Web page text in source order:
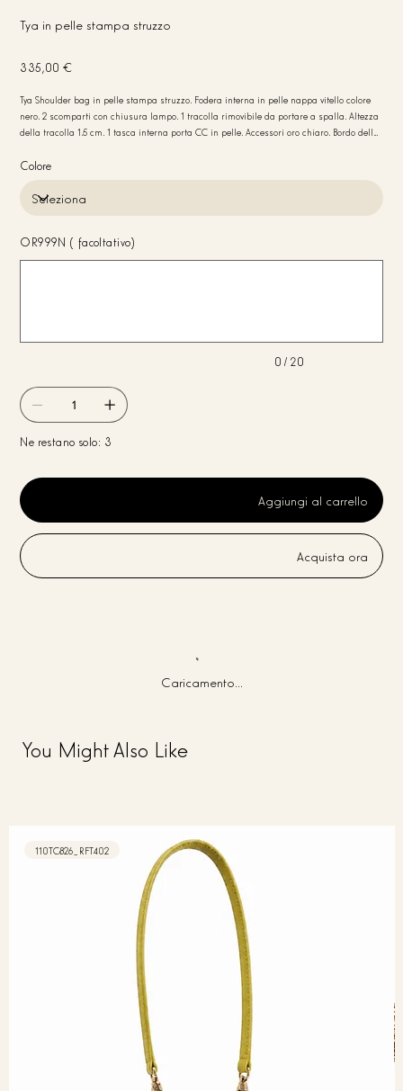
Tya in pelle stampa struzzo
335,00 €
Tya Shoulder bag in pelle stampa struzzo. Fodera interna in pelle nappa vitello colore
nero. 2 scomparti con chiusura lampo. 1 tracolla rimovibile da portare a spalla. Altezza
della tracolla 1.5 cm. 1 tasca interna porta CC in pelle. Accessori oro chiaro. Bordo della
Colore
OR999N (facoltativo)
0 / 20
Ne restano solo: 3
Aggiungi al carrello
Acquista ora
Caricamento...
You Might Also Like
110TC826_RFT402